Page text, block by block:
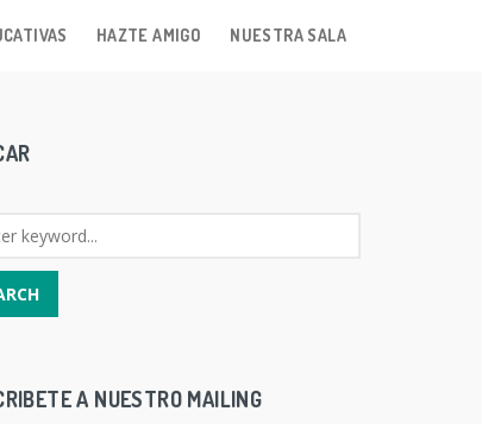
HAZTE AMIGO NUESTRA SALA
A NUESTRO MAILING